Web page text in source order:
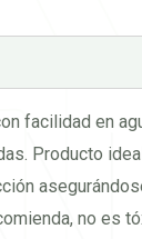
facilidad en
Producto
no es